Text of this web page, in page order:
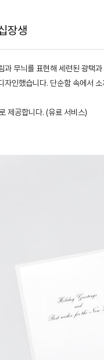
장생
무늬를 표현해 세련된 광택
인했습니다. 단순함 속에서
제공합니다. (유료 서비스)